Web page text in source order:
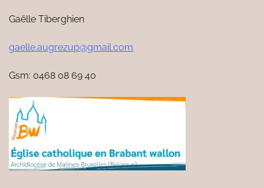
Gaëlle Tiberghien
gaelle.augrezup@gmail.com
Gsm: 0468 08 69 40